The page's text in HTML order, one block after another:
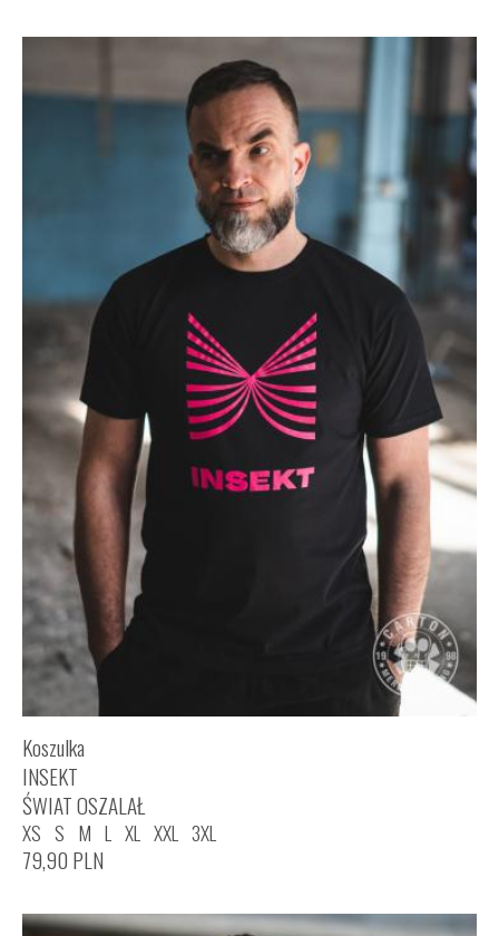
Koszulka
INSEKT
ŚWIAT OSZALAŁ
XS S M L XL XXL 3XL
79,90 PLN